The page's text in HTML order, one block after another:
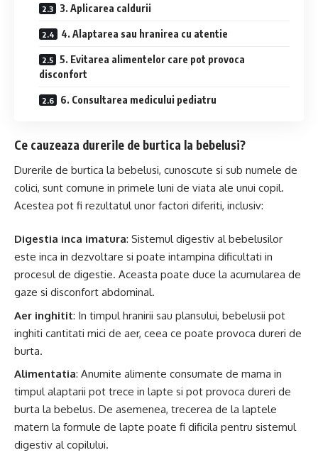
3. Aplicarea caldurii
4. Alaptarea sau hranirea cu atentie
5. Evitarea alimentelor care pot provoca
disconfort
6. Consultarea medicului pediatru
Ce cauzeaza durerile de burtica la bebelusi?
Durerile de burtica la bebelusi, cunoscute si sub numele de
colici, sunt comune in primele luni de viata ale unui copil.
Acestea pot fi rezultatul unor factori diferiti, inclusiv:
Digestia inca imatura: Sistemul digestiv al bebelusilor
este inca in dezvoltare si poate intampina dificultati in
procesul de digestie. Aceasta poate duce la acumularea de
gaze si disconfort abdominal.
Aer inghitit: In timpul hranirii sau plansului, bebelusii pot
inghiti cantitati mici de aer, ceea ce poate provoca dureri de
burta.
Alimentatia: Anumite alimente consumate de mama in
timpul alaptarii pot trece in lapte si pot provoca dureri de
burta la bebelus. De asemenea, trecerea de la laptele
matern la formule de lapte poate fi dificila pentru sistemul
digestiv al copilului.